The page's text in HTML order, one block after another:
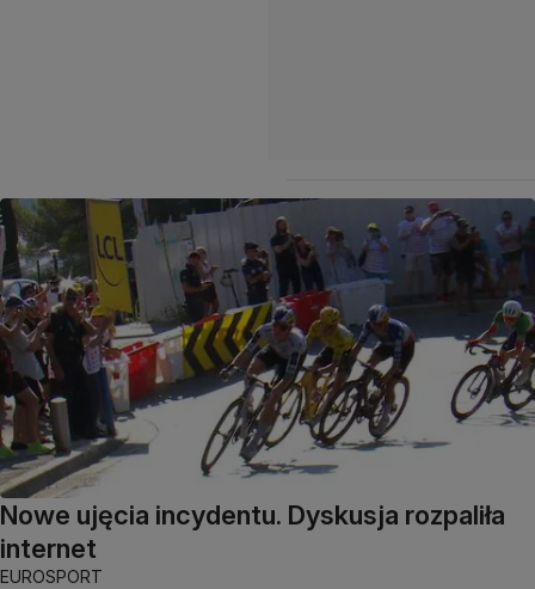
Nowe ujęcia incydentu. Dyskusja rozpaliła
internet
EUROSPORT